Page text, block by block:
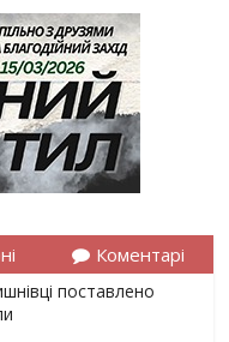
Коментарі
поставлено